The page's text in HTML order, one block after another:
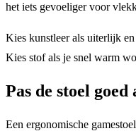
het iets gevoeliger voor
Kies kunstleer als uiterlijk
Kies stof als je snel warm
Pas de stoel
Een ergonomische